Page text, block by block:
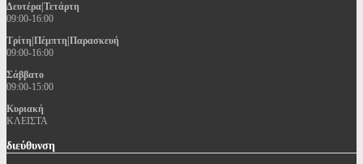
Δευτέρα|Τετάρτη
09:00-16:00
Τρίτη|Πέμπτη|Παρασκευή
09:00-16:00
Σάββατο
09:00-15:00
Κυριακή
ΚΛΕΙΣΤΑ
διεύθυνση